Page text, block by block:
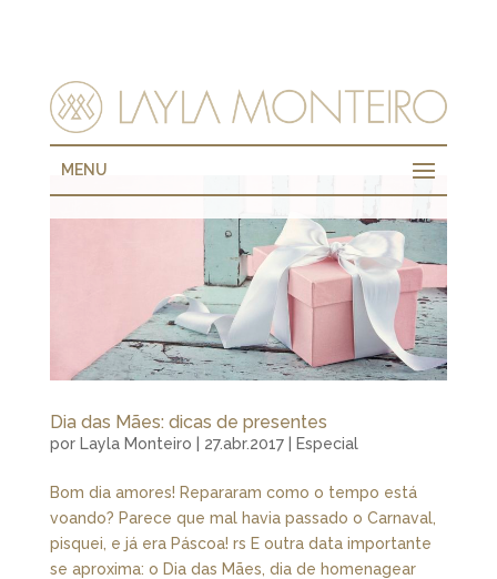
MENU
Dia das Mães: dicas de presentes
por Layla Monteiro 27.abr.2017| Especial
Bom dia amores! Repararam como o tempo está
voando? Parece que mal havia passado o Carnaval,
pisquei, e já era Páscoa! rs E outra data importante
se aproxima: o Dia das Mães, dia de homenagear